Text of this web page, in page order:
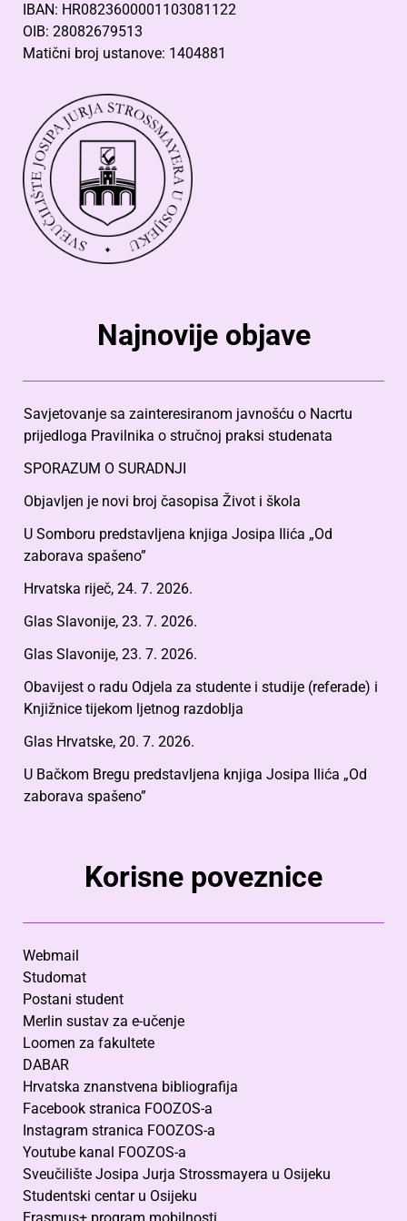
IBAN: HR0823600001103081122
OIB: 28082679513
Matični broj ustanove: 1404881
Najnovije objave
Savjetovanje sa zainteresiranom javnošću o Nacrtu
prijedloga Pravilnika o stručnoj praksi studenata
SPORAZUM O SURADNJI
Objavljen je novi broj časopisa Život i škola
U Somboru predstavljena knjiga Josipa Ilića „Od
zaborava spašeno”
Hrvatska riječ, 24. 7. 2026.
Glas Slavonije, 23. 7. 2026.
Glas Slavonije, 23. 7. 2026.
Obavijest o radu Odjela za studente i studije (referade) i
Knjižnice tijekom ljetnog razdoblja
Glas Hrvatske, 20. 7. 2026.
U Bačkom Bregu predstavljena knjiga Josipa Ilića „Od
zaborava spašeno”
Korisne poveznice
Webmail
Studomat
Postani student
Merlin sustav za e-učenje
Loomen za fakultete
DABAR
Hrvatska znanstvena bibliografija
Facebook stranica FOOZOS-a
Instagram stranica FOOZOS-a
Youtube kanal FOOZOS-a
Sveučilište Josipa Jurja Strossmayera u Osijeku
Studentski centar u Osijeku